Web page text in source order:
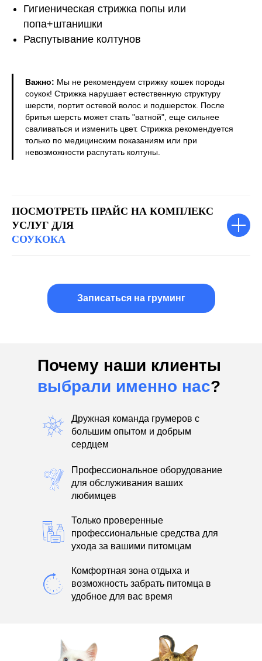
Гигиеническая стрижка попы или
попа+штанишки
Распутывание колтунов
Важно: Мы не рекомендуем стрижку кошек породы
соукок! Стрижка нарушает естественную структуру
шерсти, портит остевой волос и подшерсток. После
бритья шерсть может стать "ватной", еще сильнее
сваливаться и изменить цвет. Стрижка рекомендуется
только по медицинским показаниям или при
невозможности распутать колтуны.
ПОСМОТРЕТЬ ПРАЙС НА КОМПЛЕКС
УСЛУГ ДЛЯ
СОУКОКА
Записаться на груминг
Почему наши клиенты
выбрали именно нас?
Дружная команда грумеров с
большим опытом и добрым
сердцем
Профессиональное оборудование
для обслуживания ваших
любимцев
Только проверенные
профессиональные средства для
ухода за вашими питомцам
Комфортная зона отдыха и
возможность забрать питомца в
удобное для вас время